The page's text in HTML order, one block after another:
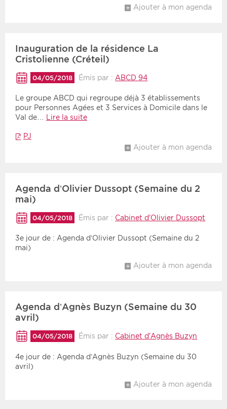
Protection sociale
Sanitaire
Médico-social
Choisir une zone
Période
Choisir une date de début
Tri
Inversé
Ajouter à mon agenda
Inauguration de la résidence La
Cristolienne (Créteil)
04/05/2018 Émis par : ABCD 94
Le groupe ABCD qui regroupe déjà 3 établissements
pour Personnes Agées et 3 Services à Domicile dans le
Val de…
Lire la suite
PJ
Ajouter à mon agenda
Agenda d’Olivier Dussopt (Semaine du 2
mai)
04/05/2018 Émis par : Cabinet d'Olivier Dussopt
3e jour de : Agenda d’Olivier Dussopt (Semaine du 2
mai)
Ajouter à mon agenda
Agenda d’Agnès Buzyn (Semaine du 30
avril)
04/05/2018 Émis par : Cabinet d'Agnès Buzyn
4e jour de : Agenda d’Agnès Buzyn (Semaine du 30
avril)
Ajouter à mon agenda